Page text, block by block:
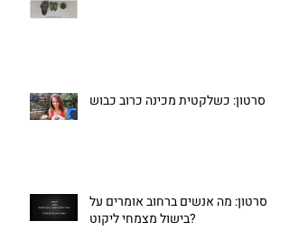
סרטון: כשלקטית מכינה כרוב כבוש
סרטון: מה אנשים ברחוב אומרים על
בישול מצמחי ליקוט?